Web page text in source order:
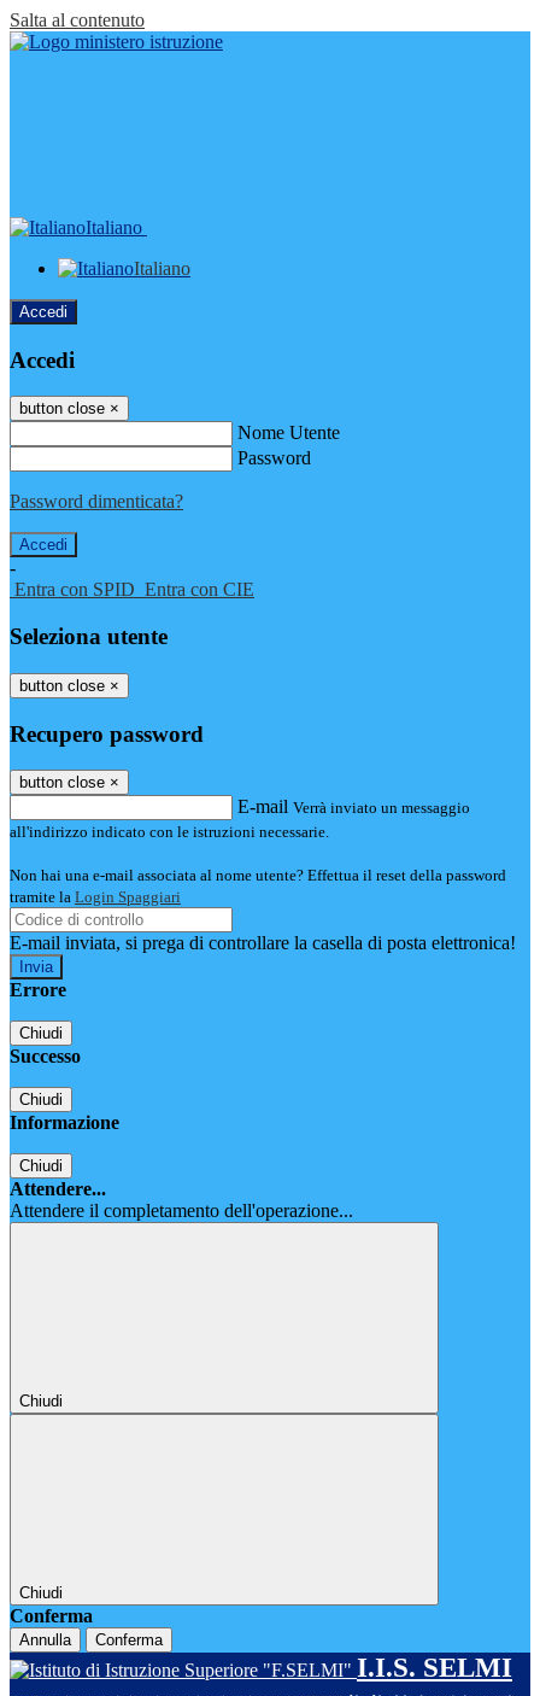
Salta al contenuto
Italiano
Italiano
Accedi
Accedi
button close ×
Nome Utente
Password
Password dimenticata?
-
Entra con SPID Entra con CIE
Seleziona utente
button close ×
Recupero password
button close ×
E-mail Verrà inviato un messaggio
all'indirizzo indicato con le istruzioni necessarie.
Non hai una e-mail associata al nome utente? Effettua il reset della password
tramite la Login Spaggiari
E-mail inviata, si prega di controllare la casella di posta elettronica!
Errore
Chiudi
Successo
Chiudi
Informazione
Chiudi
Attendere...
Attendere il completamento dell'operazione...
Chiudi
Chiudi
Conferma
Annulla Conferma
I.I.S. SELMI